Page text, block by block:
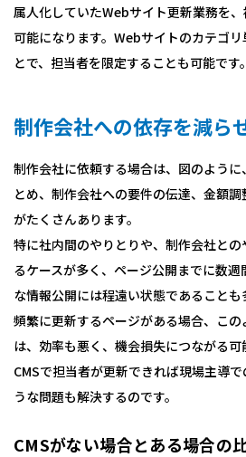
属人化していたWebサイト更新業務を
可能になります。Webサイトのカテゴ
とで、担当者を限定することも可能です。
制作会社への依存を減ら
制作会社に依頼する場合は、図のよう
とめ、制作会社への要件の伝達、金額
がたくさんあります。
特に社内間のやりとりや、制作会社と
るケースが多く、ページ公開までに数週
な情報公開には程遠い状態であることも
頻繁に更新するページがある場合、こ
は、効率も悪く、機会損失につながる可
CMSで担当者が更新できれば現場主導
うな問題も解決するのです。
CMSがない場合とある場合の